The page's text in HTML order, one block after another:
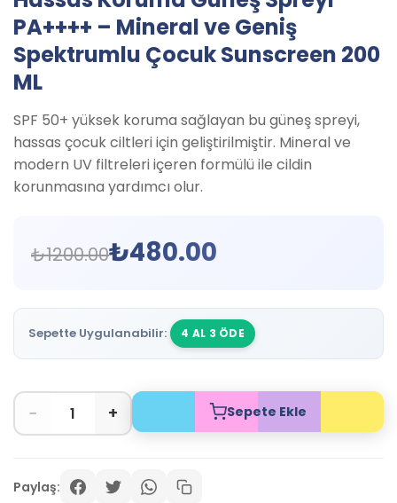
PA++++ – Mineral ve Geniş
Spektrumlu Çocuk Sunscreen 200
ML
SPF 50+ yüksek koruma sağlayan bu güneş spreyi,
hassas çocuk ciltleri için geliştirilmiştir. Mineral ve
modern UV filtreleri içeren formülü ile cildin
korunmasına yardımcı olur.
₺1200.00₺480.00
Sepette Uygulanabilir: 4 AL 3 ÖDE
− + Sepete Ekle
Paylaş: